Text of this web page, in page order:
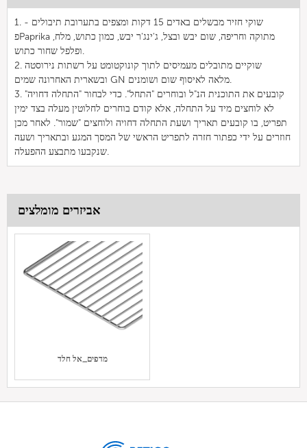
1. שוקי חזיר מבשלים באדים 15 דקות ומצפים בתערובת תיבולים -
פPaprika מתוקה וחריפה, שום יבש ובצל, ג'ינג'ר יבש, כמון כתוש, מלח,
ופלפל שחור כתוש.
2. שוקיים מתובלים מעמיסים לתוך קונוקטומט על רשתות נירוסטה
ובשארית האחרונה שמים GN מלאה לאיסוף שום ושומנים.
3. קובעים את התוכנית הנ"ל ובוחרים "התחל". כדי לבחור "התחלה דחויה"
לא לוחצים מיד על התחלה, אלא קודם בוחרים לחלוטין מעלה בצד ימין
תפריט, בו קובעים תאריך ושעת התחלה דחויה ולוחצים "שמור". לאחר מכן
חוזרים על ידי כפתור חזרה לתפריט הראשי של המסך המגע ובתאריך ושעה
שנקבעו מתבצע ההפעלה.
אביזרים מומלצים
מדפים_אל חלד